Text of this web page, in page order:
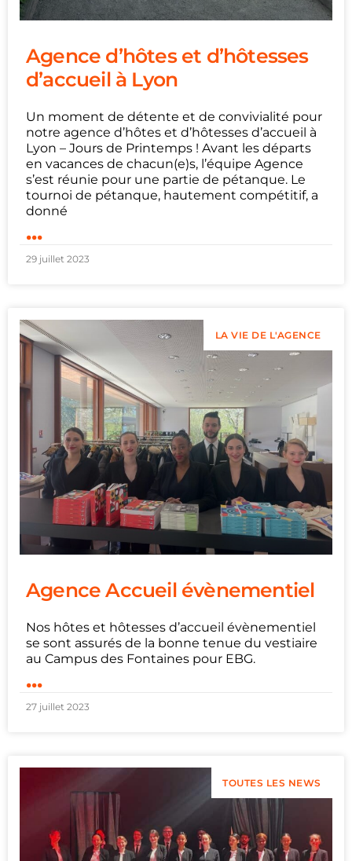
Agence d’hôtes et d’hôtesses
d’accueil à Lyon
Un moment de détente et de convivialité pour
notre agence d’hôtes et d’hôtesses d’accueil à
Lyon – Jours de Printemps ! Avant les départs
en vacances de chacun(e)s, l’équipe Agence
s’est réunie pour une partie de pétanque. Le
tournoi de pétanque, hautement compétitif, a
donné
...
29 juillet 2023
LA VIE DE L'AGENCE
Agence Accueil évènementiel
Nos hôtes et hôtesses d’accueil évènementiel
se sont assurés de la bonne tenue du vestiaire
au Campus des Fontaines pour EBG.
...
27 juillet 2023
TOUTES LES NEWS